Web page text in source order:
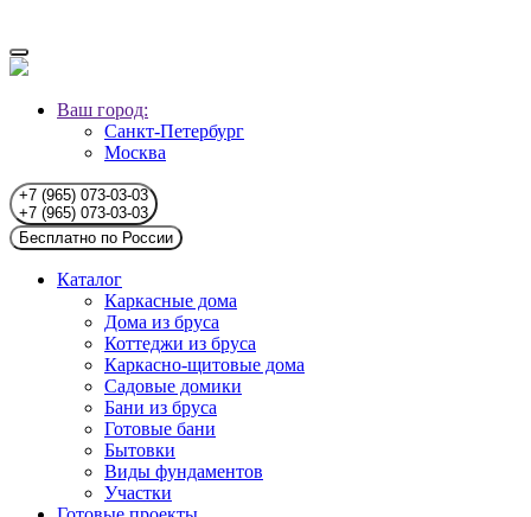
Ваш город:
Санкт-Петербург
Москва
+7 (965) 073-03-03
+7 (965) 073-03-03
Бесплатно по России
Каталог
Каркасные дома
Дома из бруса
Коттеджи из бруса
Каркасно-щитовые дома
Садовые домики
Бани из бруса
Готовые бани
Бытовки
Виды фундаментов
Участки